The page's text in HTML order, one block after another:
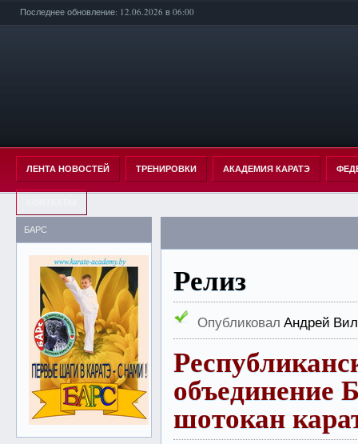
Последнее обновление: 12.06.2026 в 06:00
ЛЕНТА НОВОСТЕЙ ТРЕНИРОВКИ АКАДЕМИЯ КАРАТЭ
БАРС
Релиз
Опубликовал Андрей
объединение
шотокан